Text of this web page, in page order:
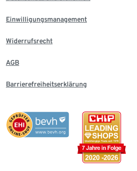
Einwilligungsmanagement
Widerrufsrecht
AGB
Barrierefreiheitserklärung